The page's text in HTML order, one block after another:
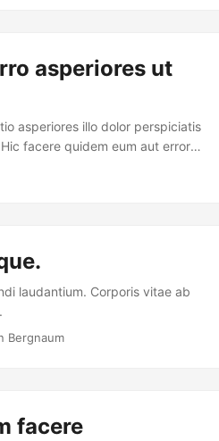
asperiores ut
asperiores illo dolor perspiciatis
facere quidem eum aut error
laudantium. Corporis vitae ab
Bergnaum
facere